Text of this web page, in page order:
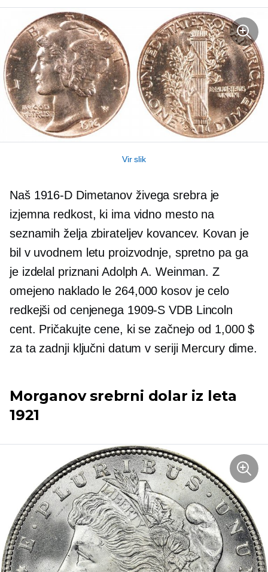
Vir slik
Naš 1916-D Dimetanov živega srebra je
izjemna redkost, ki ima vidno mesto na
seznamih želja zbirateljev kovancev. Kovan je
bil v uvodnem letu proizvodnje, spretno pa ga
je izdelal priznani Adolph A. Weinman. Z
omejeno naklado le 264,000 kosov je celo
redkejši od cenjenega 1909-S VDB Lincoln
cent. Pričakujte cene, ki se začnejo od 1,000 $
za ta zadnji ključni datum v seriji Mercury dime.
Morganov srebrni dolar iz leta
1921